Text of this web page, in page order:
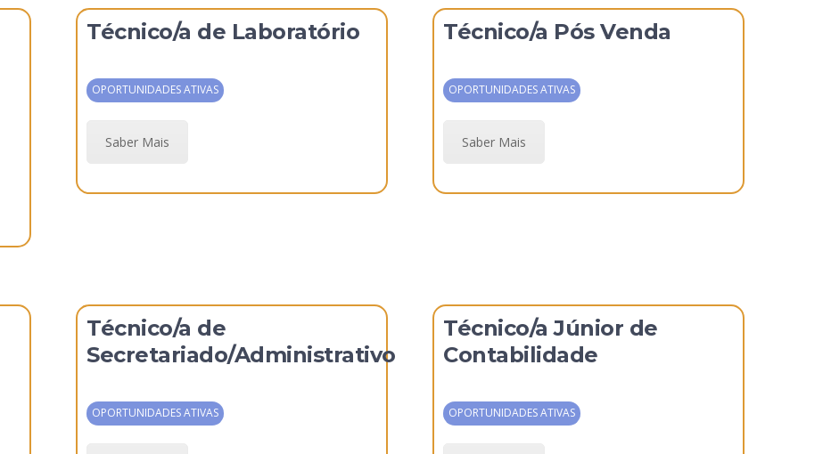
Técnico/a de Laboratório
OPORTUNIDADES ATIVAS
Saber Mais
Técnico/a Pós Venda
OPORTUNIDADES ATIVAS
Saber Mais
Técnico/a de
Secretariado/Administrativo
OPORTUNIDADES ATIVAS
Técnico/a Júnior de
Contabilidade
OPORTUNIDADES ATIVAS